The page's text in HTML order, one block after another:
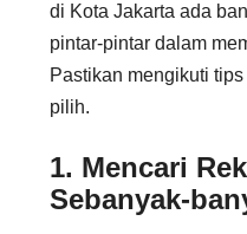
di Kota Jakarta ada
pintar-pintar dalam
Pastikan mengikuti
pilih.
1. Mencari
Sebanyak-